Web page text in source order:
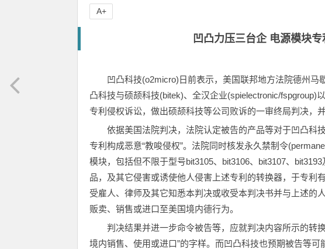
凹凸力压三台企 电源模块
凹凸科技(o2micro)日前表示，美国联邦地方法院德州马
凸科技与硕颉科技(bitek)、全汉企业(spielectronic/fspgroup)
专利侵权诉讼，做出硕颉科技等公司败诉的一审终局判决，
依据美国法院判决，法院认定被告的产品等对于凹凸科
专利构成恶意“教唆侵权”。法院同时核发永久禁制令
模块，包括但不限于型号bit3105、bit3106、bit3107、
品，及其它侵害或诱使他人侵害上述专利的转换器，于专利
受雇人、律师及其它知悉本判决或收受本判决书并与上述的
贩卖、销售或进口至美国境内德行为。
判决结果并进一步命令被告等，应就判决内容所示的转
境内销售、使用或进口”的字样。而凹凸科技也预期被告等
A+